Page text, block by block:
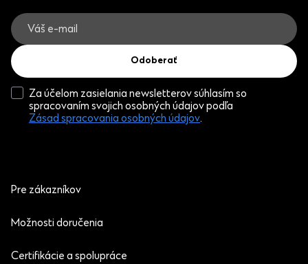
Odoberať
Za účelom zasielania newsletterov súhlasím so
spracovaním svojich osobných údajov podľa
Zásad spracovania osobných údajov.
Pre zákazníkov
Certifikácie a spolupráce
Možnosti doručenia